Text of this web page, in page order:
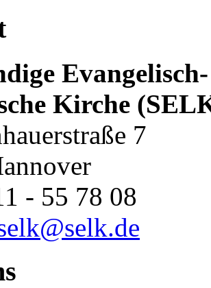
Evangelisch-
Kirche
7
- 55 78 08